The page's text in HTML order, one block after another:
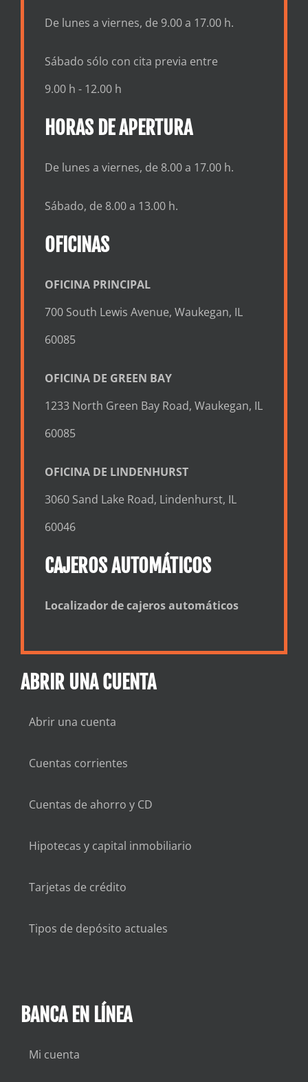
De lunes a viernes, de 9.00 a 17.00 h.
Sábado sólo con cita previa entre
9.00 h - 12.00 h
HORAS DE APERTURA
De lunes a viernes, de 8.00 a 17.00 h.
Sábado, de 8.00 a 13.00 h.
OFICINAS
OFICINA PRINCIPAL
700 South Lewis Avenue, Waukegan, IL
60085
OFICINA DE GREEN BAY
1233 North Green Bay Road, Waukegan, IL
60085
OFICINA DE LINDENHURST
3060 Sand Lake Road, Lindenhurst, IL
60046
CAJEROS AUTOMÁTICOS
Localizador de cajeros automáticos
ABRIR UNA CUENTA
Abrir una cuenta
Cuentas corrientes
Cuentas de ahorro y CD
Hipotecas y capital inmobiliario
Tarjetas de crédito
Tipos de depósito actuales
BANCA EN LÍNEA
Mi cuenta